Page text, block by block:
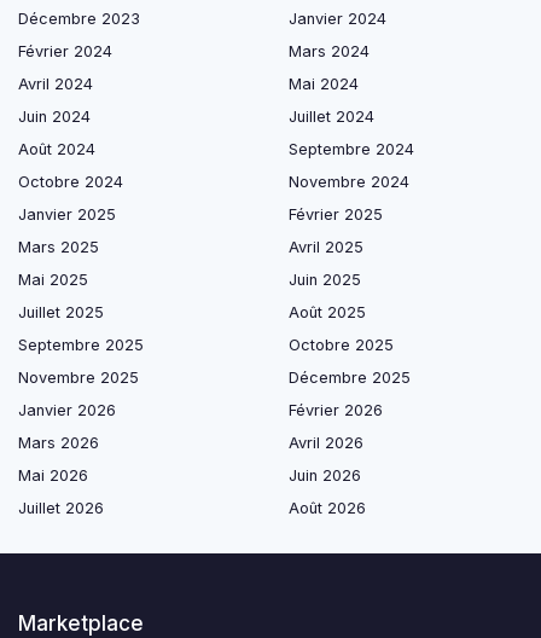
Décembre 2023
Janvier 2024
Février 2024
Mars 2024
Avril 2024
Mai 2024
Juin 2024
Juillet 2024
Août 2024
Septembre 2024
Octobre 2024
Novembre 2024
Janvier 2025
Février 2025
Mars 2025
Avril 2025
Mai 2025
Juin 2025
Juillet 2025
Août 2025
Septembre 2025
Octobre 2025
Novembre 2025
Décembre 2025
Janvier 2026
Février 2026
Mars 2026
Avril 2026
Mai 2026
Juin 2026
Juillet 2026
Août 2026
Marketplace